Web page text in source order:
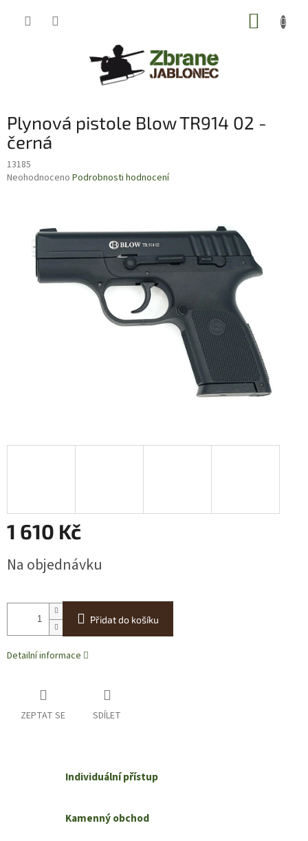
Plynová pistole Blow TR914 02 -
černá
13185
Průměrné
hvězdiček.
Neohodnoceno Podrobnosti hodnocení
1 610 Kč
cena:
Na objednávku
Přidat do košíku
Detailní informace
ZEPTAT SE SDÍLET
Individuální přístup
Kamenný obchod